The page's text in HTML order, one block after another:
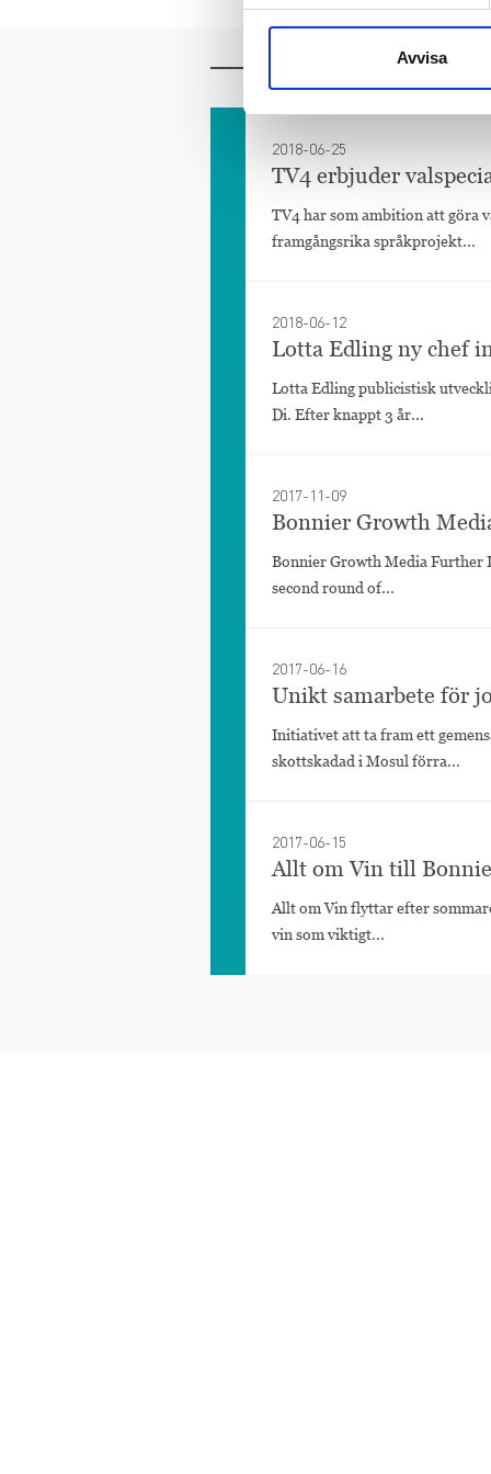
Avvisa
Mer att läsa
2018-06-25
TV4 erbjuder
TV4 har som ambition att göra
framgångsrika språkprojekt...
2018-06-12
Lotta Edling ny chef
Lotta Edling publicistisk
Di. Efter knappt 3 år...
2017-11-09
Bonnier Growth
Bonnier Growth Media Further
second round of...
2017-06-16
Unikt samarbete för
Initiativet att ta fram ett
skottskadad i Mosul förra...
2017-06-15
Allt om Vin till
Allt om Vin flyttar efter
vin som viktigt...